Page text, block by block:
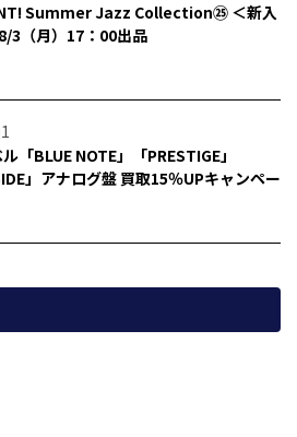
Summer Jazz Collection㉕ ＜新入
3（月）17：00出品
「BLUE NOTE」「PRESTIGE」
」アナログ盤 買取15％UPキャンペー